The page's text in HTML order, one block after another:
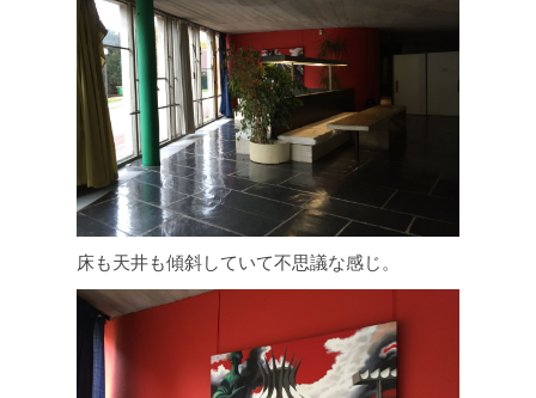
床も天井も傾斜していて不思議な感じ。